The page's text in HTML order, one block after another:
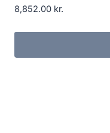
8,852.00 kr.